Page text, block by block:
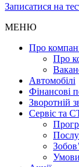
Записатися на
МЕНЮ
Про
Про
Автомобілі
Фінансові
Зворотній
Cервіс та